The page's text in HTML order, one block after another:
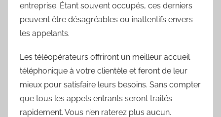
entreprise. Étant souvent occupés, ces derniers
peuvent être désagréables ou inattentifs envers
les appelants.
Les téléopérateurs offriront un meilleur accueil
téléphonique à votre clientèle et feront de leur
mieux pour satisfaire leurs besoins. Sans compter
que tous les appels entrants seront traités
rapidement. Vous n’en raterez plus aucun.